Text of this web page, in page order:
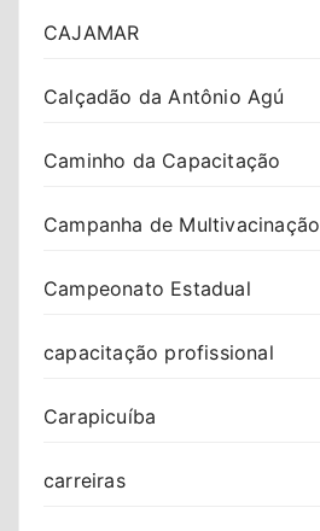
CAJAMAR
Calçadão da Antônio Agú
Caminho da Capacitação
Campanha de Multivacinação
Campeonato Estadual
capacitação profissional
Carapicuíba
carreiras